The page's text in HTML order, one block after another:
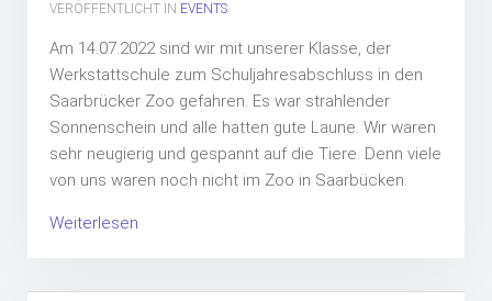
VERÖFFENTLICHT IN EVENTS
Am 14.07.2022 sind wir mit unserer Klasse, der
Werkstattschule zum Schuljahresabschluss in den
Saarbrücker Zoo gefahren. Es war strahlender
Sonnenschein und alle hatten gute Laune. Wir waren
sehr neugierig und gespannt auf die Tiere. Denn viele
von uns waren noch nicht im Zoo in Saarbücken.
Weiterlesen